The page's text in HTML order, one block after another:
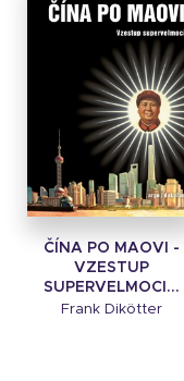
ČÍNA PO MAOVI -
VZESTUP
SUPERVELMOCI...
Frank Dikötter